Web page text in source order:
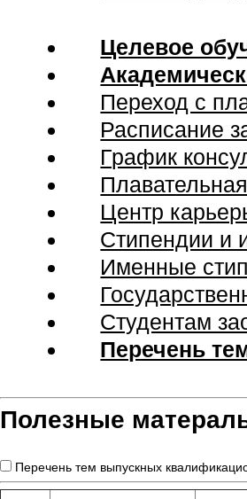
Целевое
Переход с
Расписание
График
Центр
Стипендии и
Именные
Студентам
Перечень
Полезные
Перечень тем выпускных